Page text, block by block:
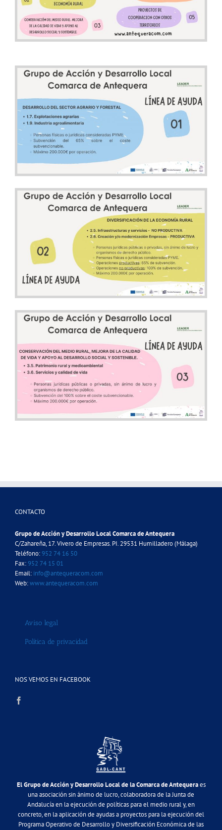
CONTACTO
Grupo de Acción y Desarrollo Local Comarca de Antequera
C/Zahareña, 17. Vivero de Empresas. PI. 29531 Humilladero (Málaga)
Teléfono:952 74 16 50
Fax:952 74 15 01
Email: info@antequeracom.com
Web:www.antequeracom.com
Aviso legal
Política de privacidad
NOS VEMOS EN FACEBOOK
El Grupo de Acción y Desarrollo Local de la Comarca de Antequeraes
una asociación sin ánimo de lucro, colaboradora de la Junta de
Andalucía en la ejecución de políticas para el medio rural y, en
concreto, en la aplicación de ayudas a proyectos para la ejecución del
Programa Operativo de Desarrollo y Diversificación Económica de las